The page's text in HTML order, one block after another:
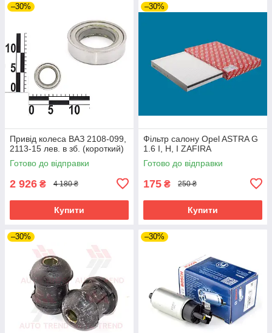
–30%
Привід колеса ВАЗ 2108-099,
2113-15 лев. в зб. (короткий)
Готово до відправки
2 926 ₴ 4 180 ₴
Купити
–30%
Фільтр салону Opel ASTRA G
1.6 I, H, I ZAFIRA
Готово до відправки
175 ₴ 250 ₴
Купити
–30% –30%